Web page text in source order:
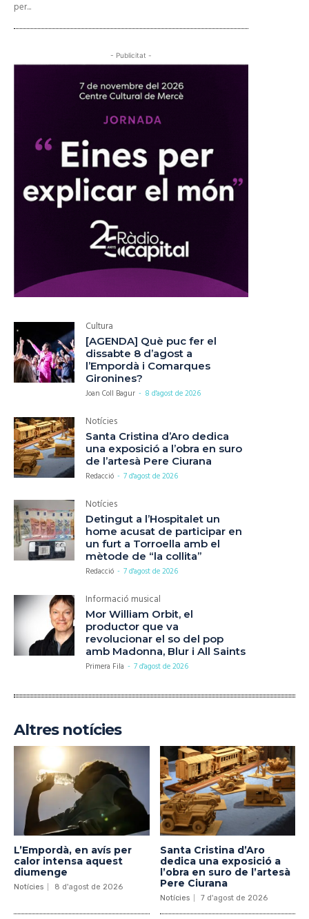
per...
- Publicitat -
Cultura
[AGENDA] Què puc fer el
dissabte 8 d’agost a
l’Empordà i Comarques
Gironines?
Joan Coll Bagur - 8 d'agost de 2026
Notícies
Santa Cristina d’Aro dedica
una exposició a l’obra en suro
de l’artesà Pere Ciurana
Redacció - 7 d'agost de 2026
Notícies
Detingut a l’Hospitalet un
home acusat de participar en
un furt a Torroella amb el
mètode de “la collita”
Redacció - 7 d'agost de 2026
Informació musical
Mor William Orbit, el
productor que va
revolucionar el so del pop
amb Madonna, Blur i All Saints
Primera Fila - 7 d'agost de 2026
Altres notícies
L’Empordà, en avís per
calor intensa aquest
diumenge
Notícies 8 d'agost de 2026
Santa Cristina d’Aro
dedica una exposició a
l’obra en suro de l’artesà
Pere Ciurana
Notícies 7 d'agost de 2026